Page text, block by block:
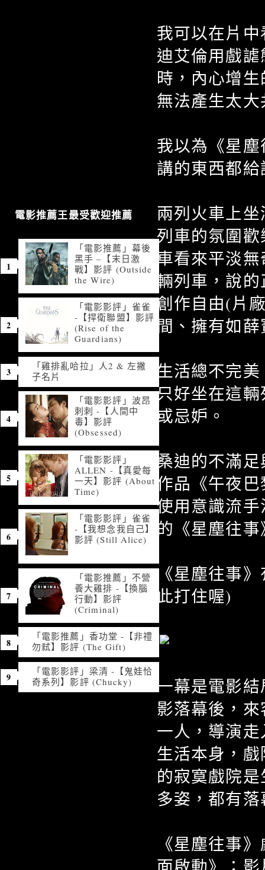
我可以在片
迪艾倫用戲
時，內心增
無法產生太
我以為《星
講的東西都
兩列火車上
列車的氛圍
車看來平淡
輛列車，說
創作自由(片
間、擁有如
生活總不完
只好坐在這
或忌妒。
桑迪的不滿
作品《午夜
使用意識流
的《星塵往
《星塵往事
此打住喔)
一幕是電影
影落幕後，
一人，導演
生活本身，
的寂寞戲院
多姿，都有
《星塵往事
電影推薦王最受歡迎推薦
「電影推薦」幕後
黑手 –【末日激
戰】影評 (Outside
the Wire)
「電影影評」雀雀
-【捍衛聯盟】影評
(Rise of the
Guardians)
「雞排亂哈拉」人2 & 左撇
子名片
「電影影評」波昂
刺刺 -【人間中
毒】影評
(Obsessed)
「電影影評」
ALLEN -【真愛每
一天】影評 (About
Time)
「電影影評」雀雀
-【我想念我自己】
影評 (Still Alice)
「電影推薦」不營
養大雞排 -【換腦
行動】影評
(Criminal)
「電影推薦」香功堂 -【非禮
勿弒】影評 (The Gift)
「電影影評」梁清 -【鬼娃恰
奇系列】影評 (Chucky)